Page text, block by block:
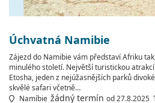
Úchvatná Namibie
Zájezd do Namibie vám představí Afriku
minulého století. Největší turistickou
Etosha, jeden z nejúžasnějších parků
skvělé safari včetně…
Namíbie žádný termín od 27.8.2025